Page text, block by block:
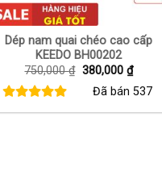
+
Dép nam quai chéo cao cấp
KEEDO BH00202
750,000₫ Giá
380,000 ₫Giá
hiện
tại
Đã bán 537